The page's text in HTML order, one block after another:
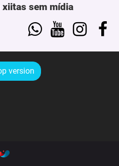
sem mídia
version